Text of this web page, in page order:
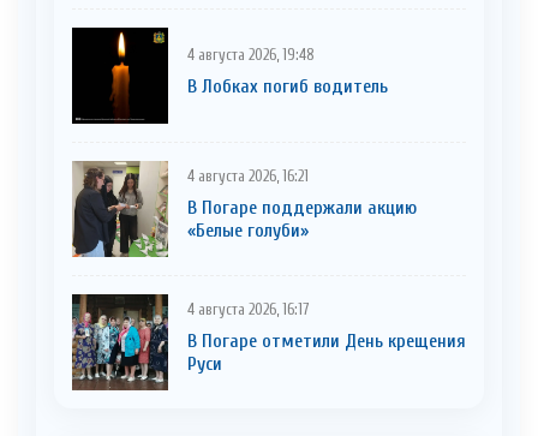
4 августа 2026, 19:48
В Лобках погиб водитель
4 августа 2026, 16:21
В Погаре поддержали акцию
«Белые голуби»
4 августа 2026, 16:17
В Погаре отметили День крещения
Руси